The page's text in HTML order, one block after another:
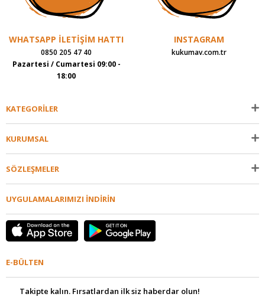
WHATSAPP İLETİŞİM HATTI
0850 205 47 40
Pazartesi / Cumartesi 09:00 -
18:00
INSTAGRAM
kukumav.com.tr
KATEGORİLER
KURUMSAL
SÖZLEŞMELER
UYGULAMALARIMIZI İNDİRİN
E-BÜLTEN
Takipte kalın. Fırsatlardan ilk siz haberdar olun!